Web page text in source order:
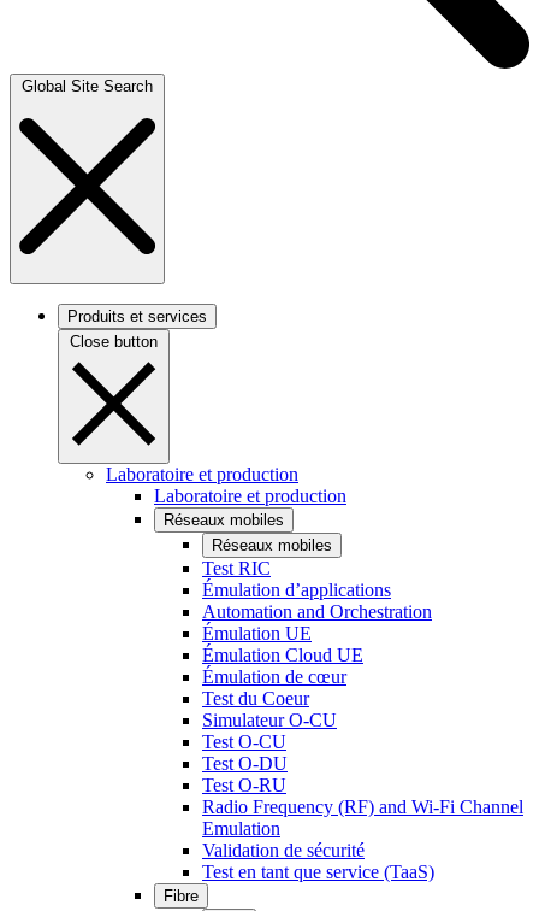
Global Site Search
Produits et services
Close button
Laboratoire et production
Laboratoire et production
Réseaux mobiles
Réseaux mobiles
Test RIC
Émulation d’applications
Automation and Orchestration
Émulation UE
Émulation Cloud UE
Émulation de cœur
Test du Coeur
Simulateur O-CU
Test O-CU
Test O-DU
Test O-RU
Radio Frequency (RF) and Wi-Fi Channel
Emulation
Validation de sécurité
Test en tant que service (TaaS)
Fibre